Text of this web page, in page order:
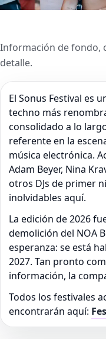
Información de fondo,
detalle.
El Sonus Festival es
techno más
consolidado a lo
referente en la
música electrónica.
Adam Beyer, Nina
otros DJs de primer
inolvidables aquí.
La edición de 2026
demolición del NOA
esperanza: se está
2027. Tan pronto
información, la
Todos los festivales
encontrarán aquí: